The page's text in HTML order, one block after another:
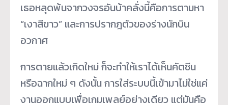
เธอหลุดพ้นจากวงจรอันบ้าคลั่งนี้คือการตามหา
“เงาสีขาว” และการปรากฎตัวของร่างนักบิน
อวกาศ
การตายแล้วเกิดใหม่ ก็จะทำให้เราได้เห็นคัตซีน
หรือฉากใหม่ ๆ ดังนั้น การใส่ระบบนี้เข้ามาไม่ใช่แค่
งานออกแบบเพื่อเกมเพลย์อย่างเดียว แต่มันคือ